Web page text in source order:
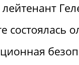
состоялась